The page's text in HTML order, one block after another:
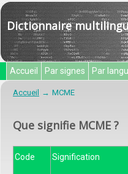
Dictionnaire
Accueil Par signes Par
Accueil MCME
Que signifie MCME ?
Code Signification